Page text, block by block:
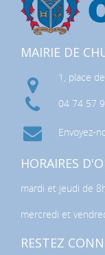
MAIRIE DE
1, place
04 74 57
Envoyez-
HORAIRES
mardi et jeudi de
mercredi et
RESTEZ